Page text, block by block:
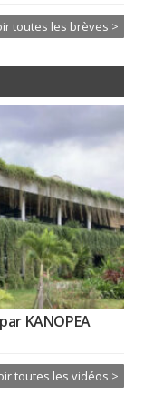
toutes les brèves >
KANOPEA
toutes les vidéos >